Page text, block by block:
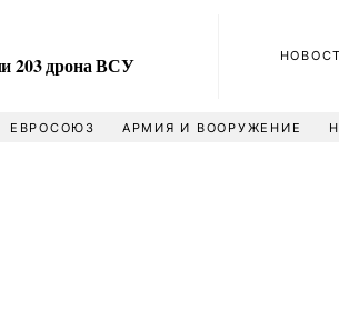
203 дрона ВСУ
ЕВРОСОЮЗ АРМИЯ И ВООРУЖЕНИЕ